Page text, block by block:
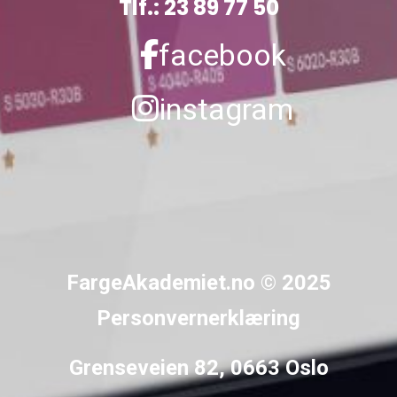
Tlf.: 23 89 77 50
facebook
instagram
FargeAkademiet.no © 2025
Personvernerklæring
Grenseveien 82, 0663 Oslo